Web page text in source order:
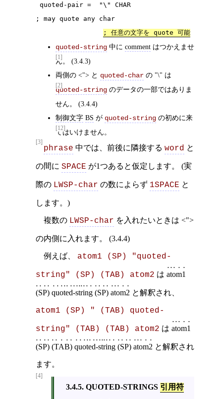
quoted-pair =  "\" CHAR
; may quote any char
; 任意の文字を quote 可能
[1]
quoted-string 中に comment はつかえませ
ん。 (3.4.3)
[2]
両側の <"> と quoted-char の "\" は
quoted-string のデータの一部ではありま
せん。 (3.4.4)
[12]
制御文字 BS が quoted-string の初めに来
てはいけません。
[3]
phrase 中では、前後に隣接する word と
の間に SPACE が1つあると仮定します。 (実
際の LWSP-char の数によらず 1SPACE と
します。)
複数の LWSP-char を入れたいときは <">
の内側に入れます。 (3.4.4)
例えば、 atom1 (SP) "quoted-
string" (SP) (TAB) atom2 は atom1
(SP) quoted-string (SP) atom2 と解釈され、
atom1 (SP) " (TAB) quoted-
string" (TAB) (TAB) atom2 は atom1
(SP) (TAB) quoted-string (SP) atom2 と解釈され
ます。
[4]
3.4.5. QUOTED-STRINGS 引用符